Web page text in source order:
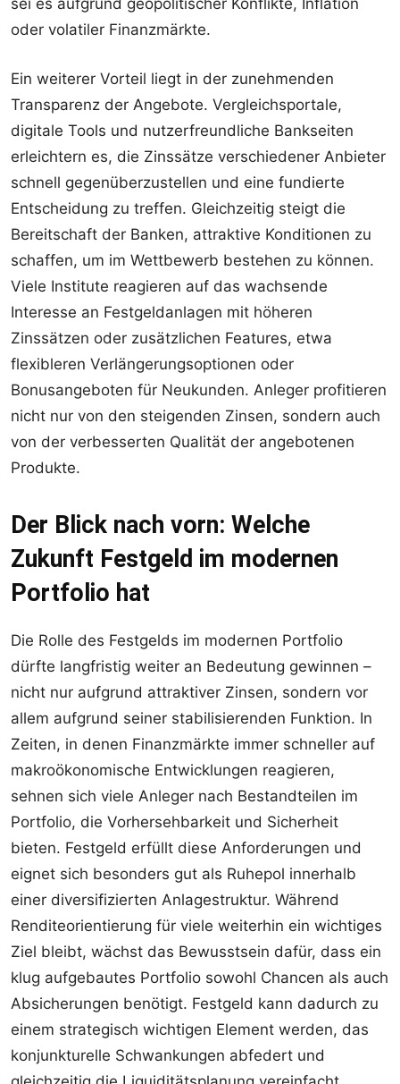
oder volatiler Finanzmärkte.
Ein weiterer Vorteil liegt in der zunehmenden
Transparenz der Angebote. Vergleichsportale,
digitale Tools und nutzerfreundliche Bankseiten
erleichtern es, die Zinssätze verschiedener Anbieter
schnell gegenüberzustellen und eine fundierte
Entscheidung zu treffen. Gleichzeitig steigt die
Bereitschaft der Banken, attraktive Konditionen zu
schaffen, um im Wettbewerb bestehen zu können.
Viele Institute reagieren auf das wachsende
Interesse an Festgeldanlagen mit höheren
Zinssätzen oder zusätzlichen Features, etwa
flexibleren Verlängerungsoptionen oder
Bonusangeboten für Neukunden. Anleger profitieren
nicht nur von den steigenden Zinsen, sondern auch
von der verbesserten Qualität der angebotenen
Produkte.
Der Blick nach vorn: Welche
Zukunft Festgeld im modernen
Portfolio hat
Die Rolle des Festgelds im modernen Portfolio
dürfte langfristig weiter an Bedeutung gewinnen –
nicht nur aufgrund attraktiver Zinsen, sondern vor
allem aufgrund seiner stabilisierenden Funktion. In
Zeiten, in denen Finanzmärkte immer schneller auf
makroökonomische Entwicklungen reagieren,
sehnen sich viele Anleger nach Bestandteilen im
Portfolio, die Vorhersehbarkeit und Sicherheit
bieten. Festgeld erfüllt diese Anforderungen und
eignet sich besonders gut als Ruhepol innerhalb
einer diversifizierten Anlagestruktur. Während
Renditeorientierung für viele weiterhin ein wichtiges
Ziel bleibt, wächst das Bewusstsein dafür, dass ein
klug aufgebautes Portfolio sowohl Chancen als auch
Absicherungen benötigt. Festgeld kann dadurch zu
einem strategisch wichtigen Element werden, das
konjunkturelle Schwankungen abfedert und